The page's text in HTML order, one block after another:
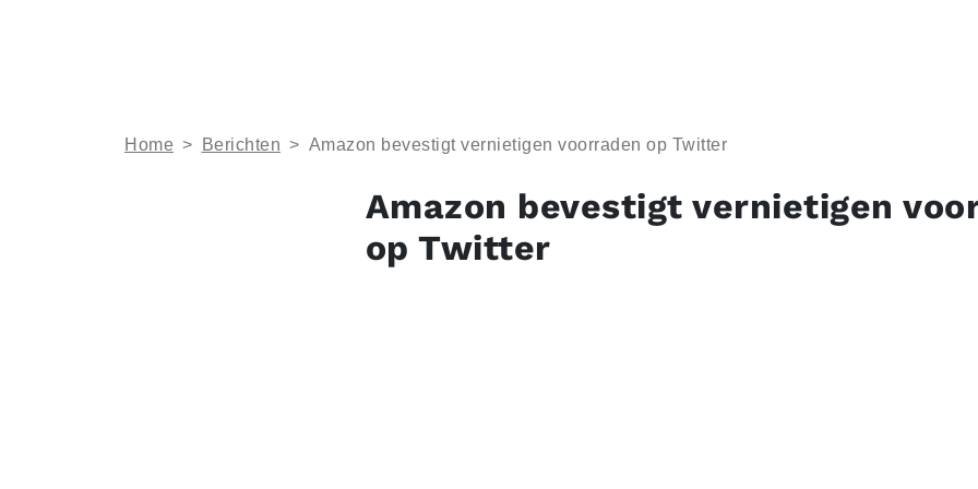
Home > Berichten > Amazon bevestigt vernietigen voorraden op Twitter
Amazon bevestigt vernietigen
op Twitter